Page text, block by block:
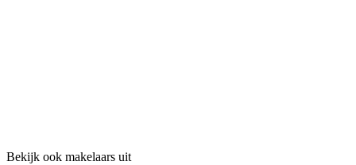
Bekijk ook makelaars uit